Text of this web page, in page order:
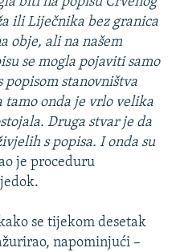
ili Liječnika bez granica
obje, ali na našem
se mogla pojaviti samo
popisom stanovništva
tamo onda je vrlo velika
Druga stvar je da
s popisa. I onda su
je proceduru
se tijekom desetak
napominjući –